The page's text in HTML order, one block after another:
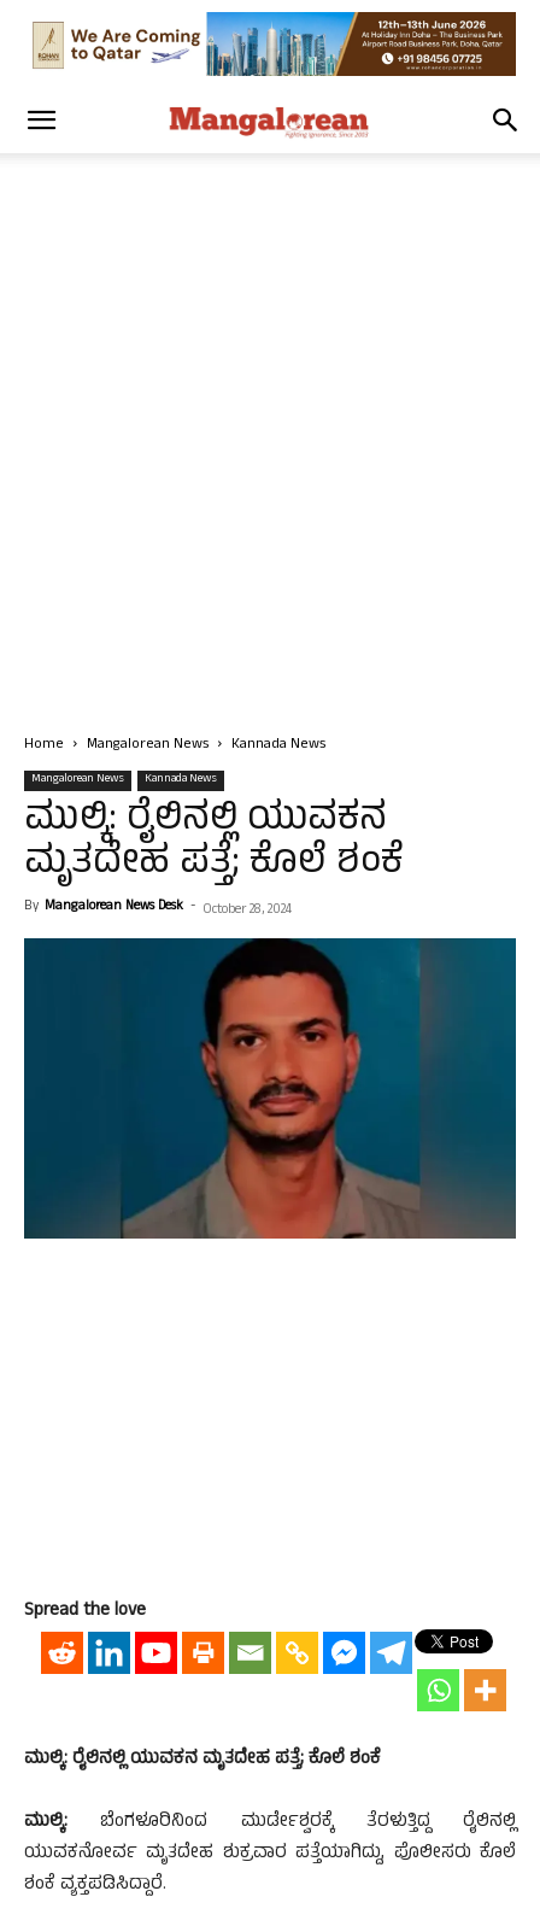
Home Mangalorean News Kannada News
Mangalorean News Kannada News
ಮುಲ್ಕಿ: ರೈಲಿನಲ್ಲಿ ಯುವಕನ
ಮೃತದೇಹ ಪತ್ತೆ; ಕೊಲೆ ಶಂಕೆ
By Mangalorean News Desk - October 28, 2024
Spread the love
ಮುಲ್ಕಿ: ರೈಲಿನಲ್ಲಿ ಯುವಕನ ಮೃತದೇಹ ಪತ್ತೆ; ಕೊಲೆ ಶಂಕೆ
ಮುಲ್ಕಿ: ಬೆಂಗಳೂರಿನಿಂದ ಮುರ್ಡೇಶ್ವರಕ್ಕೆ ತೆರಳುತ್ತಿದ್ದ ರೈಲಿನಲ್ಲಿ
ಯುವಕನೋರ್ವ ಮೃತದೇಹ ಶುಕ್ರವಾರ ಪತ್ತೆಯಾಗಿದ್ದು, ಪೊಲೀಸರು ಕೊಲೆ
ಶಂಕೆ ವ್ಯಕ್ತಪಡಿಸಿದ್ದಾರೆ.